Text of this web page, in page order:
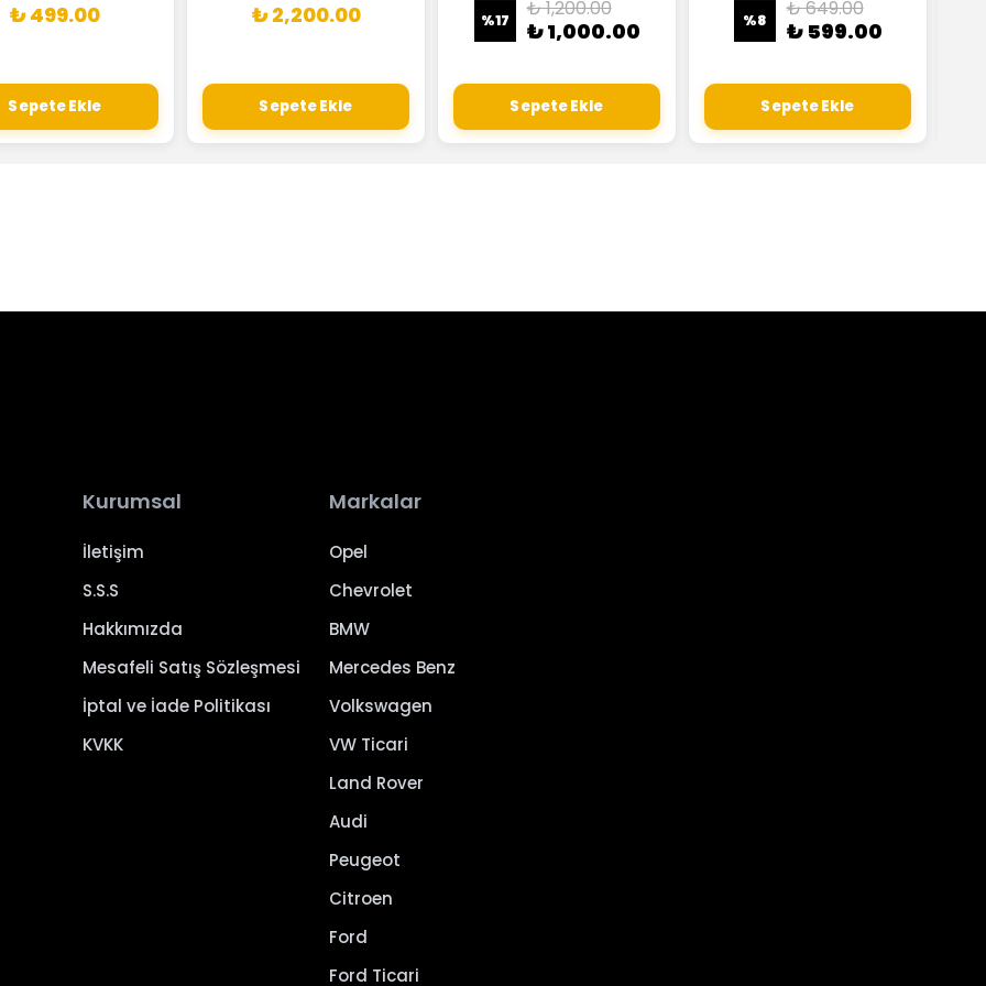
₺ 499.00
Sepete Ekle
₺ 2,200.00
Sepete Ekle
%17 ₺ 1,200.00
₺ 1,000.00
Sepete Ekle
%8 ₺ 649.00
₺ 599.00
Sepete Ekle
Kurumsal
İletişim
S.S.S
Hakkımızda
Mesafeli Satış Sözleşmesi
İptal ve İade Politikası
KVKK
Markalar
Opel
Chevrolet
BMW
Mercedes Benz
Volkswagen
VW Ticari
Land Rover
Audi
Peugeot
Citroen
Ford
Ford Ticari